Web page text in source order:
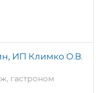
ИП Климко О.В.
гастроном